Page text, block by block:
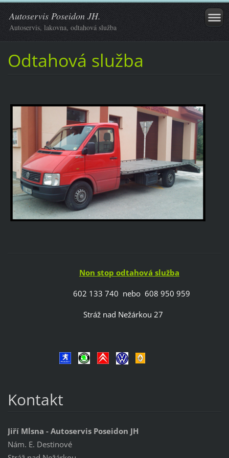
Autoservis Poseidon JH.
Autoservis, lakovna, odtahová služba
Odtahová služba
Non stop odtahová služba
602 133 740 nebo 608 950 959
Stráž nad Nežárkou 27
Kontakt
Jiří Mlsna - Autoservis Poseidon JH
Nám. E. Destinové